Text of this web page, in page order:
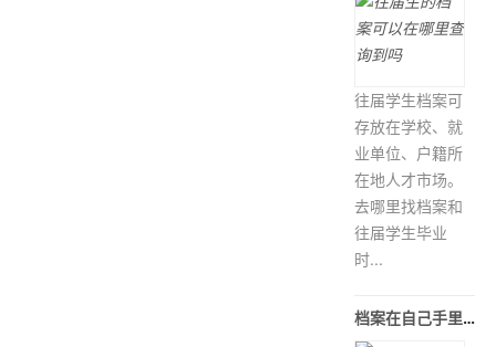
往届学生档案可
存放在学校、就
业单位、户籍所
在地人才市场。
去哪里找档案和
往届学生毕业
时...
档案在自己手里好几年激活了还给存